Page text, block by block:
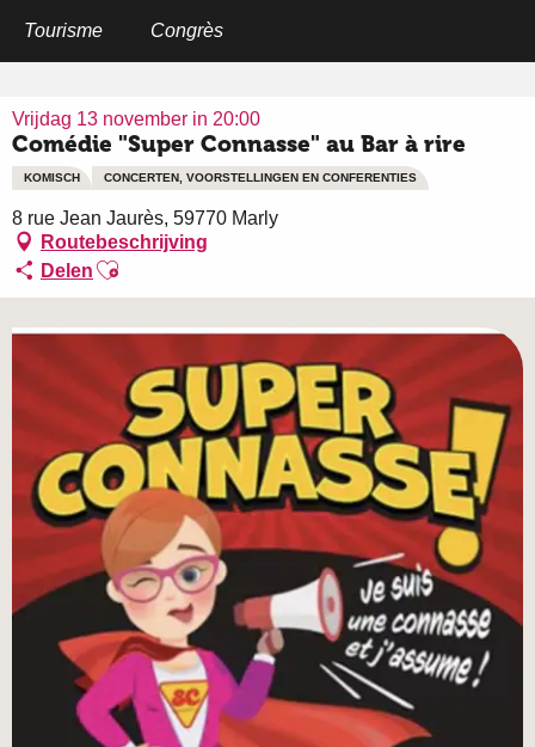
Tourisme Congrès
Vrijdag 13 november in 20:00
Comédie "Super Connasse" au Bar à rire
KOMISCH CONCERTEN, VOORSTELLINGEN EN CONFERENTIES
8 rue Jean Jaurès, 59770 Marly
Routebeschrijving
Delen Ajouter aux favoris